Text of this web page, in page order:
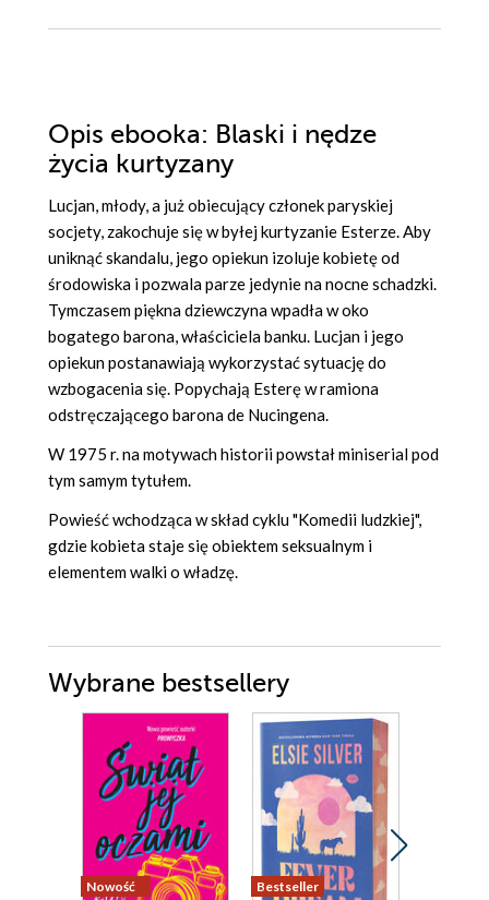
Opis ebooka: Blaski i nędze
życia kurtyzany
Lucjan, młody, a już obiecujący członek paryskiej
socjety, zakochuje się w byłej kurtyzanie Esterze. Aby
uniknąć skandalu, jego opiekun izoluje kobietę od
środowiska i pozwala parze jedynie na nocne schadzki.
Tymczasem piękna dziewczyna wpadła w oko
bogatego barona, właściciela banku. Lucjan i jego
opiekun postanawiają wykorzystać sytuację do
wzbogacenia się. Popychają Esterę w ramiona
odstręczającego barona de Nucingena.
W 1975 r. na motywach historii powstał miniserial pod
tym samym tytułem.
Powieść wchodząca w skład cyklu "Komedii ludzkiej",
gdzie kobieta staje się obiektem seksualnym i
elementem walki o władzę.
Wybrane bestsellery
Nowość Bestseller